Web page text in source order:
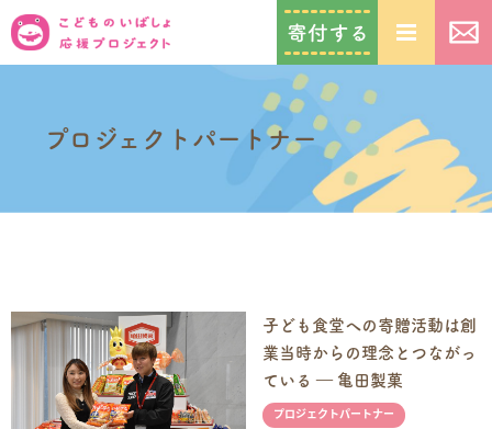
プロジェクトパートナー
子ども食堂への寄贈活動は創
業当時からの理念とつながっ
ている ― 亀田製菓
プロジェクトパートナー